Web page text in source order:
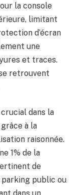
la console
limitant
d’écran
une
et traces.
retrouvent
dans la
à la
raisonnée.
1% de la
de
parking public ou